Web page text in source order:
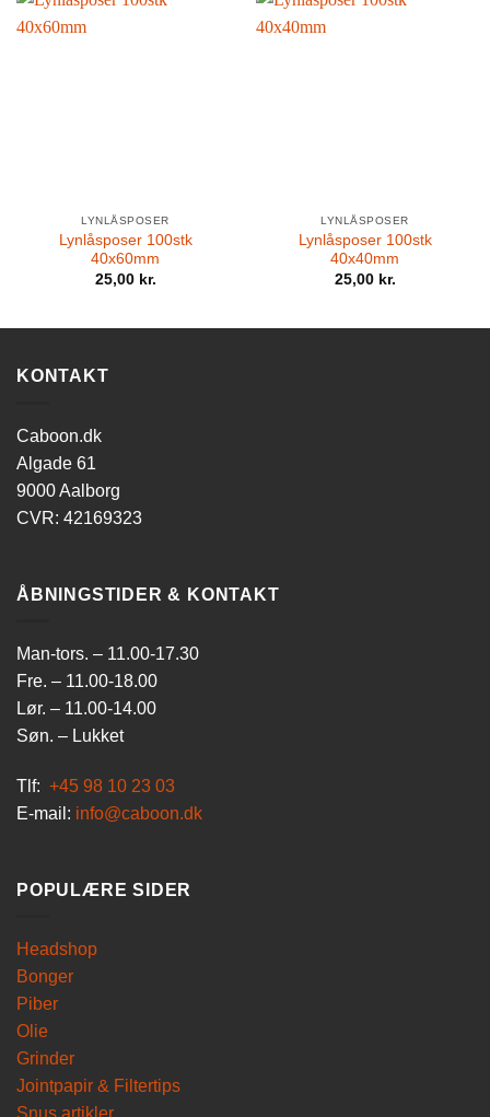
LYNLÅSPOSER
Lynlåsposer 100stk
40x60mm
25,00 kr.
LYNLÅSPOSER
Lynlåsposer 100stk
40x40mm
25,00 kr.
KONTAKT
Caboon.dk
Algade 61
9000 Aalborg
CVR: 42169323
ÅBNINGSTIDER & KONTAKT
Man-tors. – 11.00-17.30
Fre. – 11.00-18.00
Lør. – 11.00-14.00
Søn. – Lukket
Tlf: +45 98 10 23 03
E-mail: info@caboon.dk
POPULÆRE SIDER
Headshop
Bonger
Piber
Olie
Grinder
Jointpapir & Filtertips